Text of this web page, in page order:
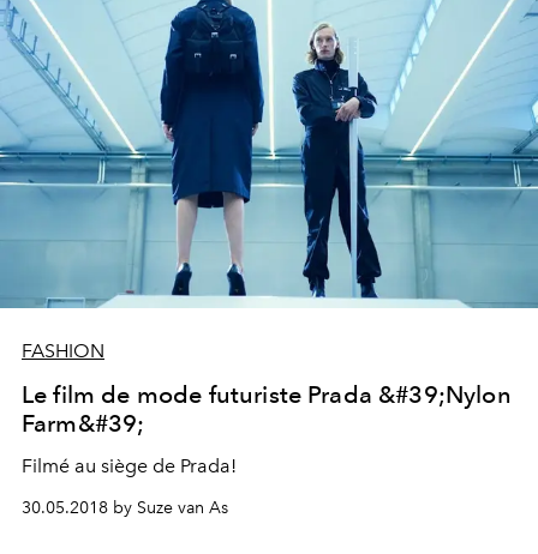
FASHION
Le film de mode futuriste Prada &#39;Nylon
Farm&#39;
Filmé au siège de Prada!
30.05.2018 by Suze van As